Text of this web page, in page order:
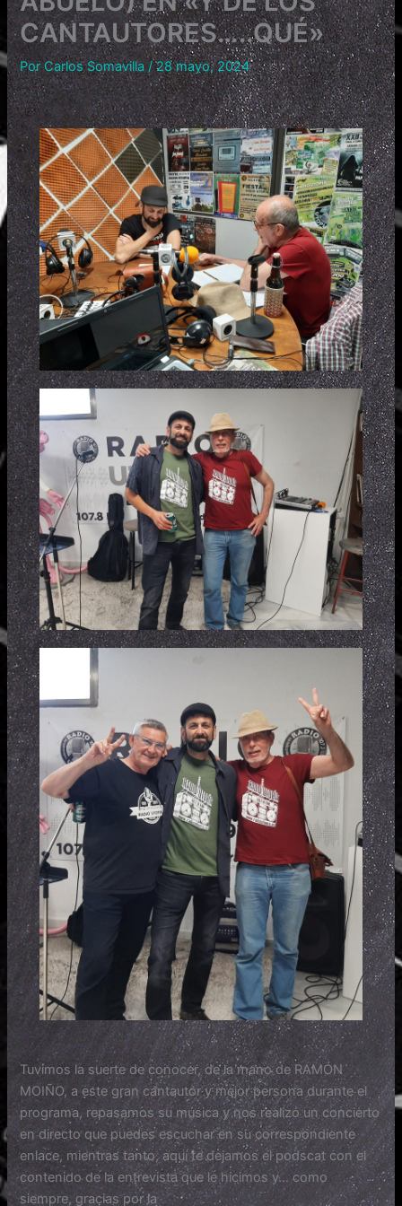
CANTAUTORES…..QUÉ»
PorCarlos Somavilla/28 mayo, 2024
Tuvimos la suerte de conocer, de la mano de RAMÓN
MOIÑO, a este gran cantautor y mejor persona durante el
programa, repasamos su música y nos realizó un concierto
en directo que puedes escuchar en su correspondiente
enlace, mientras tanto, aquí te dejamos el podscat con el
contenido de la entrevista que le hicimos y… como
siempre, gracias por la